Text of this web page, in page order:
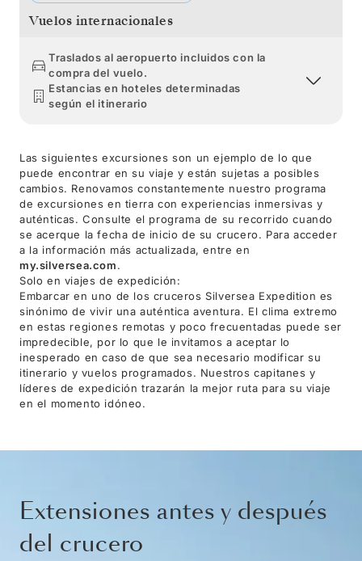
Vuelos internacionales
Traslados al aeropuerto incluidos con la
compra del vuelo.
Estancias en hoteles determinadas
según el itinerario
Las siguientes excursiones son un ejemplo de lo que
puede encontrar en su viaje y están sujetas a posibles
cambios. Renovamos constantemente nuestro programa
de excursiones en tierra con experiencias inmersivas y
auténticas. Consulte el programa de su recorrido cuando
se acerque la fecha de inicio de su crucero. Para acceder
a la información más actualizada, entre en
my.silversea.com.
Solo en viajes de expedición:
Embarcar en uno de los cruceros Silversea Expedition es
sinónimo de vivir una auténtica aventura. El clima extremo
en estas regiones remotas y poco frecuentadas puede ser
impredecible, por lo que le invitamos a aceptar lo
inesperado en caso de que sea necesario modificar su
itinerario y vuelos programados. Nuestros capitanes y
líderes de expedición trazarán la mejor ruta para su viaje
en el momento idóneo.
Extensiones antes y después
del crucero